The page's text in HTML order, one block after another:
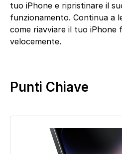
tuo iPhone e ripristinare il
funzionamento. Continua a
come riavviare il tuo iPhone
velocemente.
Punti Chiave